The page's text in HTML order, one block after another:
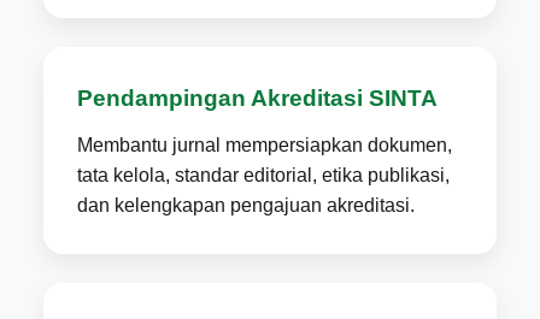
Pendampingan Akreditasi SINTA
Membantu jurnal mempersiapkan dokumen,
tata kelola, standar editorial, etika publikasi,
dan kelengkapan pengajuan akreditasi.